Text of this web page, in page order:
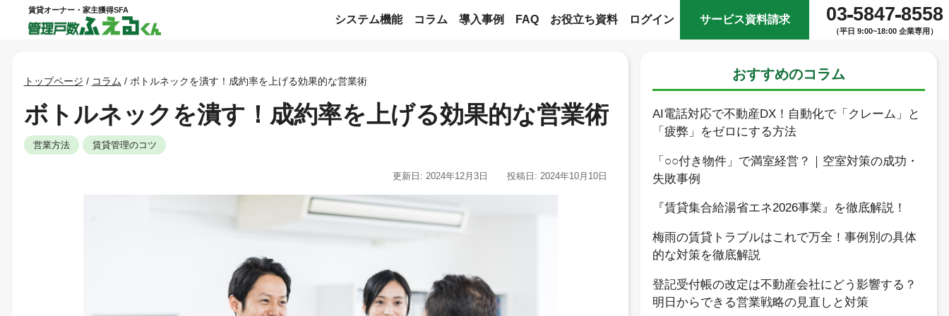
賃貸オーナー・家主獲得SFA 03 5847 8558
（平日 9:00~18:00 企業専用）
システム機能 コラム 導入事例 FAQ お役立ち資料 ログイン サービス資料請求
トップページ / コラム / ボトルネックを潰す！成約率を上げる効果的な営業術
ボトルネックを潰す！成約率を上げる効果的な営業術
営業方法 賃貸管理のコツ
投稿日: 2024年10月10日
更新日: 2024年12月3日
おすすめのコラム
AI電話対応で不動産DX！自動化で「クレーム」と
「疲弊」をゼロにする方法
「○○付き物件」で満室経営？｜空室対策の成功・
失敗事例
『賃貸集合給湯省エネ2026事業』を徹底解説！
梅雨の賃貸トラブルはこれで万全！事例別の具体
的な対策を徹底解説
登記受付帳の改定は不動産会社にどう影響する？
明日からできる営業戦略の見直しと対策